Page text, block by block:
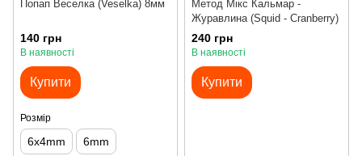
Попап Веселка (Veselka) 8мм
140 грн
В наявності
Купити
Розмір
6x4mm 6mm
Метод Мікс Кальмар -
Журавлина (Squid - Cranberry)
240 грн
В наявності
Купити